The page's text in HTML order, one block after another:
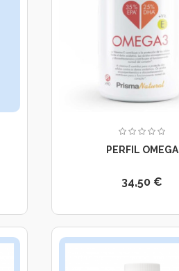
PERFIL OMEGA
34,50 €